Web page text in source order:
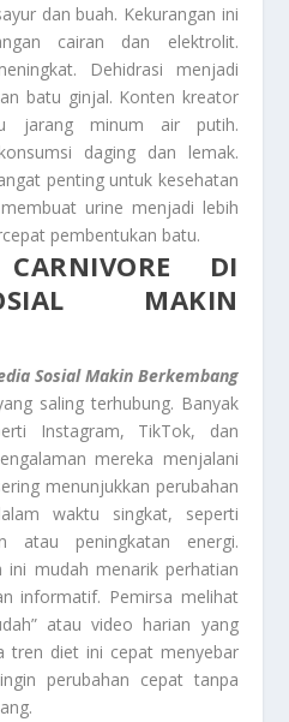
dan buah. Kekurangan ini
cairan dan elektrolit.
Dehidrasi menjadi
batu ginjal. Konten kreator
jarang minum air putih.
daging dan lemak.
penting untuk kesehatan
urine menjadi lebih
pembentukan batu.
DI
MAKIN
Sosial Makin Berkembang
saling terhubung. Banyak
Instagram, TikTok, dan
mereka menjalani
menunjukkan perubahan
waktu singkat, seperti
atau peningkatan energi.
ini mudah menarik perhatian
informatif. Pemirsa melihat
atau video harian yang
tren diet ini cepat menyebar
perubahan cepat tanpa